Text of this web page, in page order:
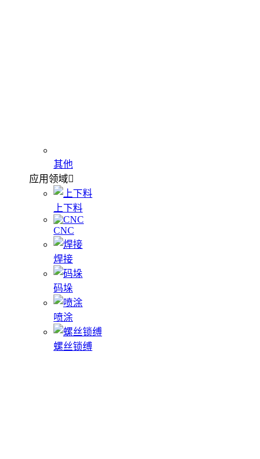
其他
应用领域
上下料
CNC
焊接
码垛
喷涂
螺丝锁缚